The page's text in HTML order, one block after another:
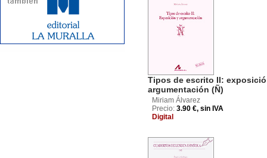
Tipos de escrito II:
argumentación (Ñ)
Miriam Álvarez
Precio: 3.90 €, sin IVA
Digital